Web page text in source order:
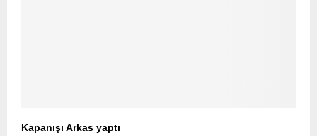
Kapanışı Arkas yaptı